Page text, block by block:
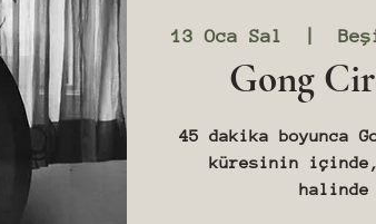
13 Oca Sal
Gong
45 dakika boyunca
küresinin
halinde